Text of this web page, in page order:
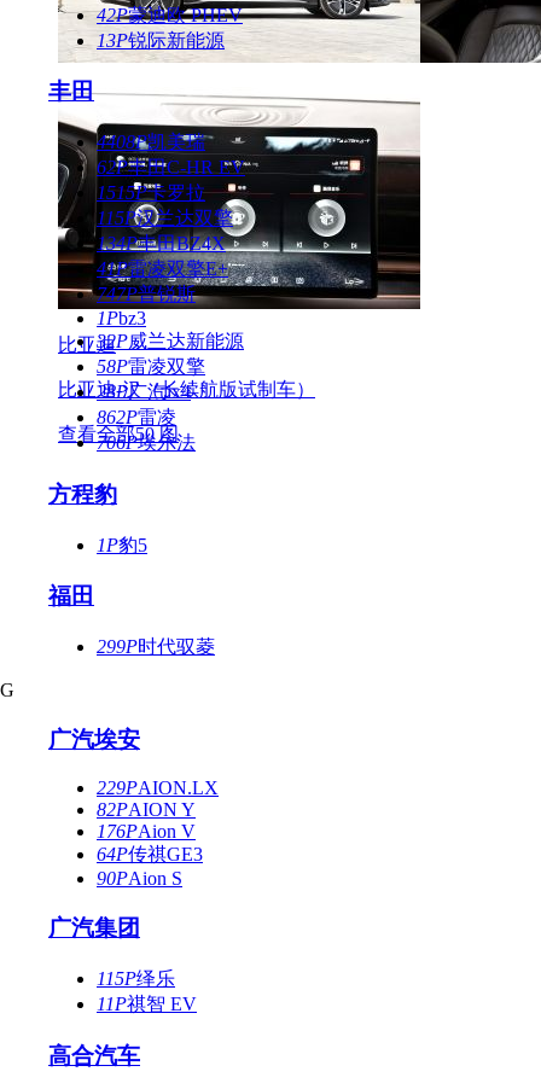
42P蒙迪欧 PHEV
13P锐际新能源
丰田
4408P凯美瑞
62P丰田C-HR EV
1515P卡罗拉
115P汉兰达双擎
134P丰田BZ4X
41P雷凌双擎E+
747P普锐斯
1Pbz3
32P威兰达新能源
58P雷凌双擎
28P广汽ix4
862P雷凌
706P埃尔法
方程豹
1P豹5
福田
299P时代驭菱
G
广汽埃安
229PAION.LX
82PAION Y
176PAion V
64P传祺GE3
90PAion S
广汽集团
115P绎乐
11P祺智 EV
高合汽车
比亚迪
比亚迪-汉（长续航版试制车）
查看全部50 图